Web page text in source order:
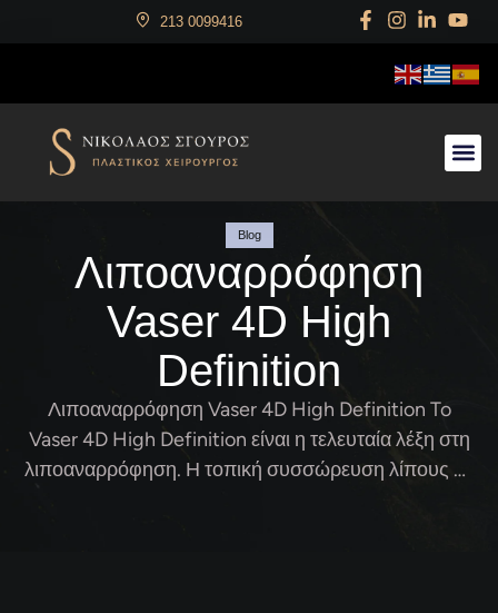
213 0099416
Blog
Λιποαναρρόφηση
Vaser 4D High
Definition
Λιποαναρρόφηση Vaser 4D High Definition To
Vaser 4D High Definition είναι η τελευταία λέξη στη
λιποαναρρόφηση. Η τοπική συσσώρευση λίπους σε